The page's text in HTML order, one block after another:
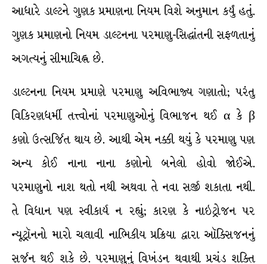
આધારે ડાલ્ટને ગુણક પ્રમાણના નિયમ વિશે અનુમાન કર્યું હતું.
ગુણક પ્રમાણનો નિયમ ડાલ્ટનના પરમાણુ-સિદ્ધાંતની સફળતાનું
અગત્યનું સીમાચિહ્ન છે.
ડાલ્ટનના નિયમ પ્રમાણે પરમાણુ અવિભાજ્ય ગણાતો; પરંતુ
વિકિરણધર્મી તત્ત્વોનાં પરમાણુઓનું વિભાજન થઈ α કે β
કણો ઉત્સર્જિત થાય છે. આથી એમ નક્કી થયું કે પરમાણુ પણ
અન્ય કોઈ નાના નાના કણોનો બનેલો હોવો જોઈએ.
પરમાણુનો નાશ થતો નથી અથવા તે નવા સર્જી શકાતા નથી.
તે વિધાન પણ સ્વીકાર્ય ન રહ્યું; કારણ કે નાઇટ્રોજન પર
ન્યૂટ્રૉનનો મારો ચલાવી નાભિકીય પ્રક્રિયા દ્વારા ઑક્સિજનનું
સર્જન થઈ શકે છે. પરમાણુનું વિખંડન થવાથી પ્રચંડ શક્તિ